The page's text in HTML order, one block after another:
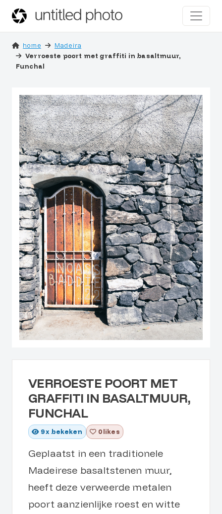
home
Madeira
Verroeste poort met graffiti in basaltmuur,
Funchal
VERROESTE POORT MET
GRAFFITI IN BASALTMUUR,
FUNCHAL
9x bekeken 0 likes
Geplaatst in een traditionele
Madeirese basaltstenen muur,
heeft deze verweerde metalen
poort aanzienlijke roest en witte